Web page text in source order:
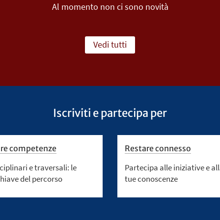
Al momento non ci sono novità
Vedi tutti
Iscriviti e partecipa per
competenze
e traversali: le
del percorso
Restare connesso
Partecipa alle iniziative e
tue conoscenze